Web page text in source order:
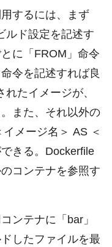
するには、まず
ルド設定を記述す
に「FROM」命令
令を記述すれば良
たイメージが、
また、それ以外の
メージ名＞ AS ＜
きる。Dockerfile
コンテナを参照す
ンテナに「bar」
したファイルを最